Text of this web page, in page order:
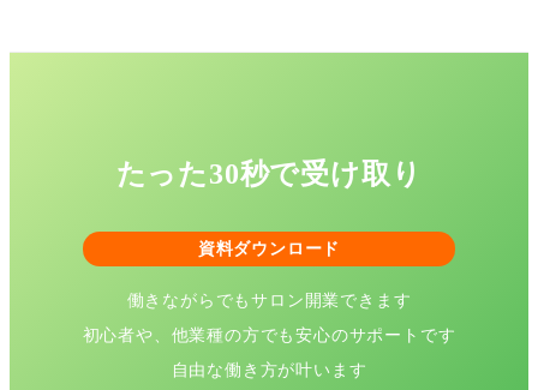
たった30秒で受け取り
資料ダウンロード
働きながらでもサロン開業できます
初心者や、他業種の方でも安心のサポートです
自由な働き方が叶います